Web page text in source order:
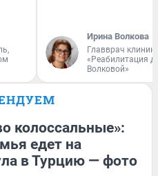
Ирина Волкова
Главврач
«Реабилитация
Волковой»
колоссальные»:
едет на
в Турцию — фото